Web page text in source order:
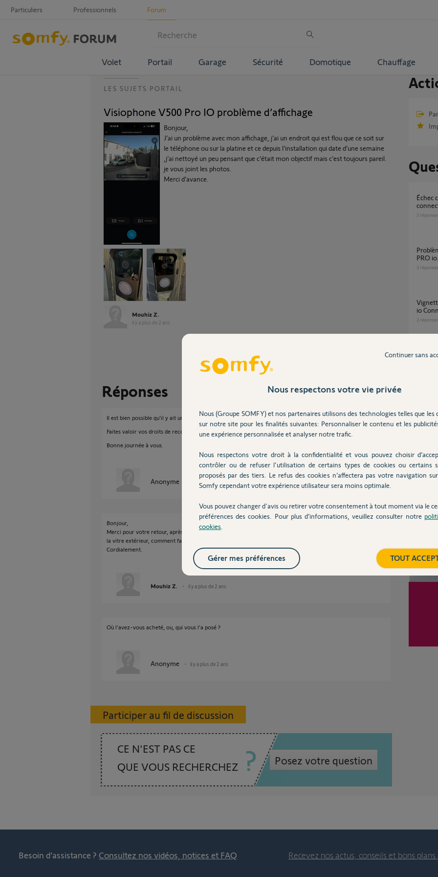
Particuliers Professionnels Forum
Volet Portail Garage Sécurité Domotique Chauffage
LES SUJETS PORTAIL
Visiophone V500 Pro IO problème d’affichage
Bonjour,
J’ai un problème avec mon affichage, j’ai un endroit qui est flou que ce soit sur
le téléphone ou sur la platine et ce depuis l’installation qui date d’une semaine
,j’ai nettoyé un peu pensant que c’était mon objectif mais c’est toujours pareil.
je vous joint les photos.
Merci d’avance.
Mouhiz Z.
il y a plus de 2 ans
Partager cette question
Participer au fil de discussion
Réponses
Il est bien possible qu'il y ait un défaut sur la vitre ou l'objectif.
Faites valoir vos droits de recours garantie auprès de votre installateur / vendeur.
Bonne journée à vous.
Anonyme il y a plus de 2 ans
Bonjour,
Merci pour votre retour, après vérification, il y a effectivement un petit défaut au niveau de
la vitre extérieur, comment faire pour faire valoir mes droits ?
Cordialement.
Mouhiz Z. il y a plus de 2 ans
Où l'avez-vous acheté, ou, qui vous l'a posé ?
Anonyme il y a plus de 2 ans
Participer au fil de discussion
CE N'EST PAS CE
QUE VOUS RECHERCHEZ
Posez votre question
Échec connexion visiophone V500 pro io
3 réponses
Problème module de connectivité sur V500
PRO io.
3 réponses
vignettes absentes dans historique V500 Pro
io
2 réponses
4réponses
Besoin d’assistance ? Consultez nos vidéos, notices et FAQ Recevez nos actus, conseils et bons
Nous respectons votre vie privée
Nous (Groupe SOMFY) et nos partenaires utilisons des technologies telles que les
sur notre site pour les finalités suivantes: Personnaliser le contenu et les
une expérience personnalisée et analyser notre trafic.
Nous respectons votre droit à la confidentialité et vous pouvez choisir
contrôler ou de refuser l'utilisation de certains types de cookies ou certains
proposés par des tiers. Le refus des cookies n’affectera pas votre navigation
Somfy cependant votre expérience utilisateur sera moins optimale.
Vous pouvez changer d'avis ou retirer votre consentement à tout moment via le
préférences des cookies. Pour plus d’informations, veuillez consulter notre
cookies
Continuer sans
TOUT
Gérer mes préférences